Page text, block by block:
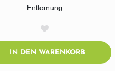
Entfernung: -
IN DEN WARENKORB